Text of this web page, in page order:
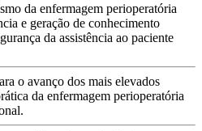
da enfermagem perioperatória
e geração de conhecimento
da assistência ao paciente
o avanço dos mais elevados
da enfermagem perioperatória